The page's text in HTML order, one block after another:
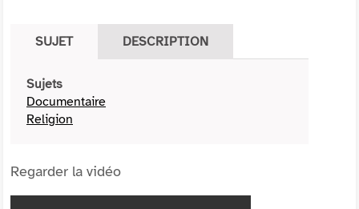
SUJET DESCRIPTION
Sujets
Documentaire
Religion
Regarder la vidéo